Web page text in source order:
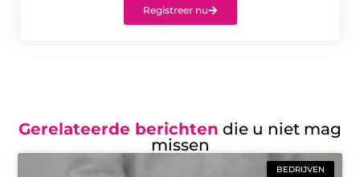
Registreer nu
Gerelateerde berichten die u niet mag
missen
BEDRIJVEN